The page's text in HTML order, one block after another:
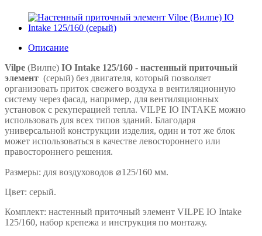
Описание
Vilpe (Вилпе) IO Intake 125/160 - настенный приточный
элемент (серый) без двигателя, который позволяет
организовать приток свежего воздуха в вентиляционную
систему через фасад, например, для вентиляционных
установок с рекуперацией тепла. VILPE IO INTAKE можно
использовать для всех типов зданий. Благодаря
универсальной конструкции изделия, один и тот же блок
может использоваться в качестве левостороннего или
правостороннего решения.
Размеры: для воздуховодов ⌀125/160 мм.
Цвет: серый.
Комплект: настенный приточный элемент VILPE IO Intake
125/160, набор крепежа и инструкция по монтажу.